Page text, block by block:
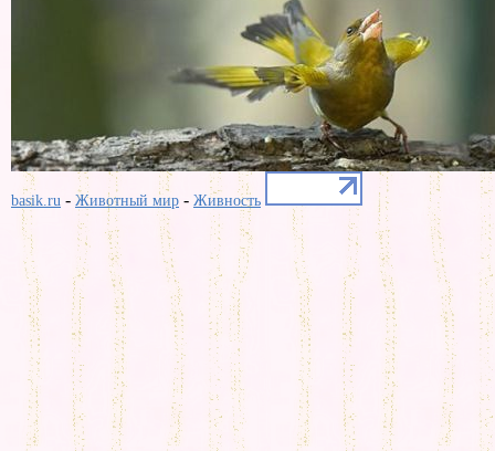
basik.ru - Животный мир - Живность